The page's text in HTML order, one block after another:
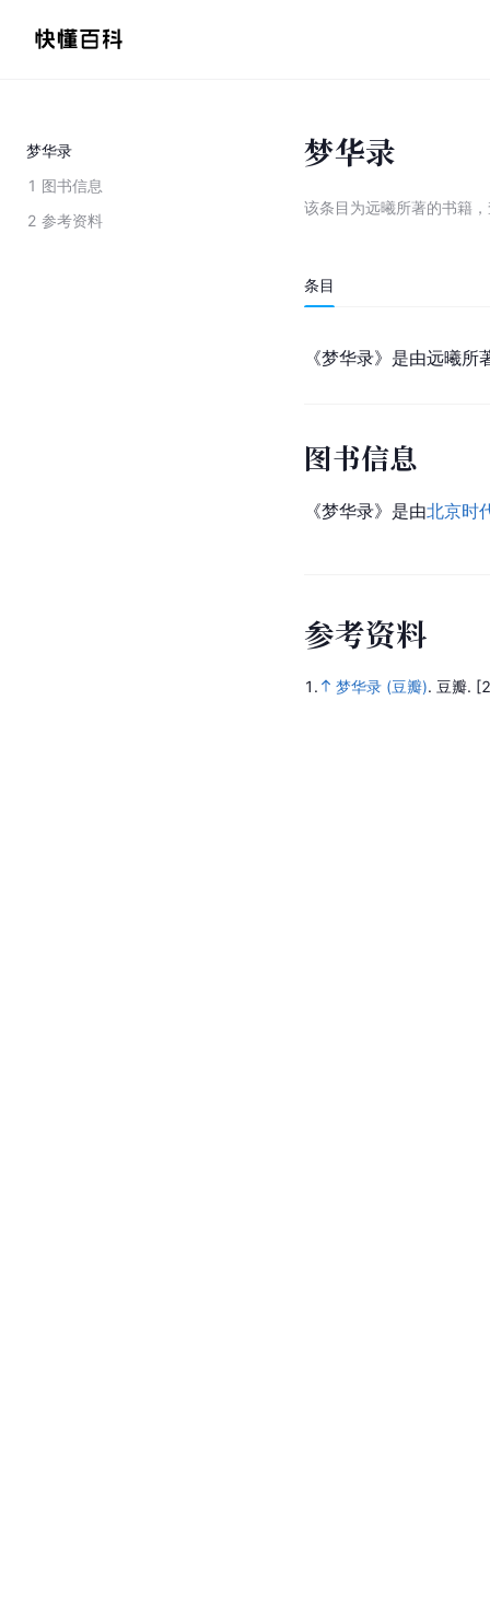
梦华录
1 图书信息
2 参考资料
梦华录
该条目为远曦所著的书籍 ，
条目
《梦华录》是由远曦所
图书信息
《梦华录》是由北京时
参考资料
1. 梦华录 (豆瓣). 豆瓣.